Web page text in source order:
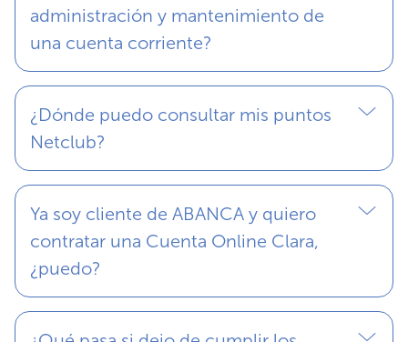
administración y mantenimiento de
una cuenta corriente?
¿Dónde puedo consultar mis puntos
Netclub?
Ya soy cliente de ABANCA y quiero
contratar una Cuenta Online Clara,
¿puedo?